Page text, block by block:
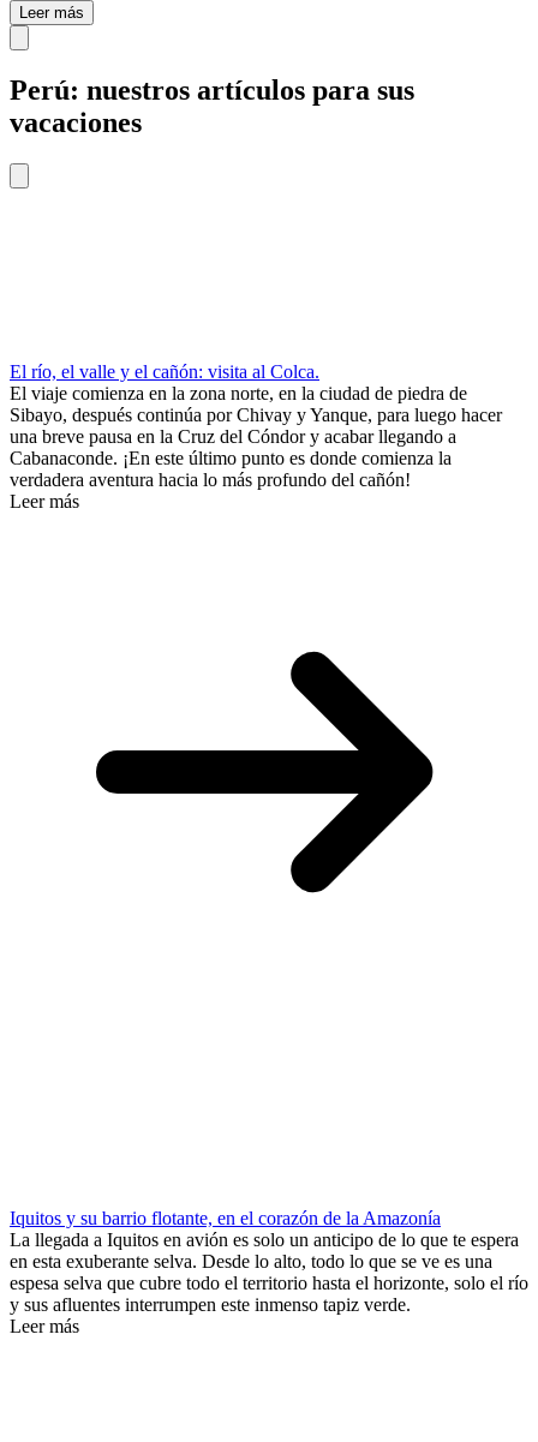
Leer más
Perú: nuestros artículos para sus
vacaciones
El río, el valle y el cañón: visita al Colca.
El viaje comienza en la zona norte, en la ciudad de piedra de
Sibayo, después continúa por Chivay y Yanque, para luego hacer
una breve pausa en la Cruz del Cóndor y acabar llegando a
Cabanaconde. ¡En este último punto es donde comienza la
verdadera aventura hacia lo más profundo del cañón!
Leer más
Iquitos y su barrio flotante, en el corazón de la Amazonía
La llegada a Iquitos en avión es solo un anticipo de lo que te espera
en esta exuberante selva. Desde lo alto, todo lo que se ve es una
espesa selva que cubre todo el territorio hasta el horizonte, solo el río
y sus afluentes interrumpen este inmenso tapiz verde.
Leer más